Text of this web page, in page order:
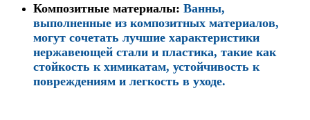
Композитные материалы: Ванны,
выполненные из композитных материалов,
могут сочетать лучшие характеристики
нержавеющей стали и пластика, такие как
стойкость к химикатам, устойчивость к
повреждениям и легкость в уходе.